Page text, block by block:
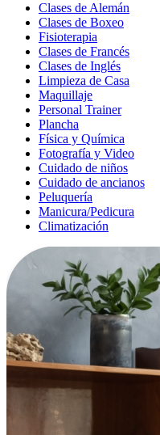
Clases de Alemán
Clases de Boxeo
Fisioterapia
Clases de Francés
Clases de Inglés
Limpieza de Casa
Maquillaje
Personal Trainer
Plancha
Física y Química
Fotografía y Video
Cuidado de niños
Cuidado de ancianos
Peluquería
Manicura/Pedicura
Climatización